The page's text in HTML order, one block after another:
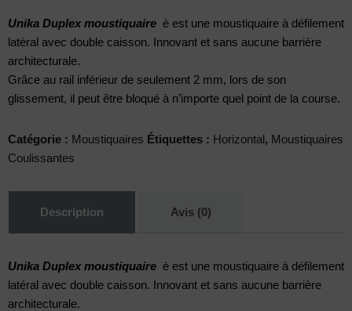
Unika Duplex moustiquaire​ è est une moustiquaire à défilement
latéral avec double caisson. Innovant et sans aucune barrière
architecturale.
Grâce au rail inférieur de seulement 2 mm, lors de son
glissement, il peut être bloqué à n’importe quel point de la course.
Catégorie : Moustiquaires Étiquettes : Horizontal, Moustiquaires
Coulissantes
Description Avis (0)
Unika Duplex moustiquaire​ è est une moustiquaire à défilement
latéral avec double caisson. Innovant et sans aucune barrière
architecturale.